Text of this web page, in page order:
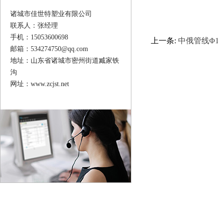
诸城市佳世特塑业有限公司
联系人：张经理
手机：15053600698
邮箱：534274750@qq.com
地址：山东省诸城市密州街道臧家铁
沟
网址：www.zcjst.net
上一条: 中俄管线